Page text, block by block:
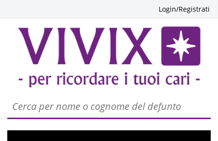
Login/Registrati